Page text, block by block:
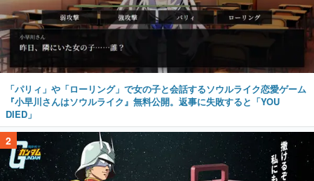
「パリィ」や「ローリング」で女の子と会話するソウルライク恋愛ゲーム
『小早川さんはソウルライク』無料公開。返事に失敗すると「YOU
DIED」
2